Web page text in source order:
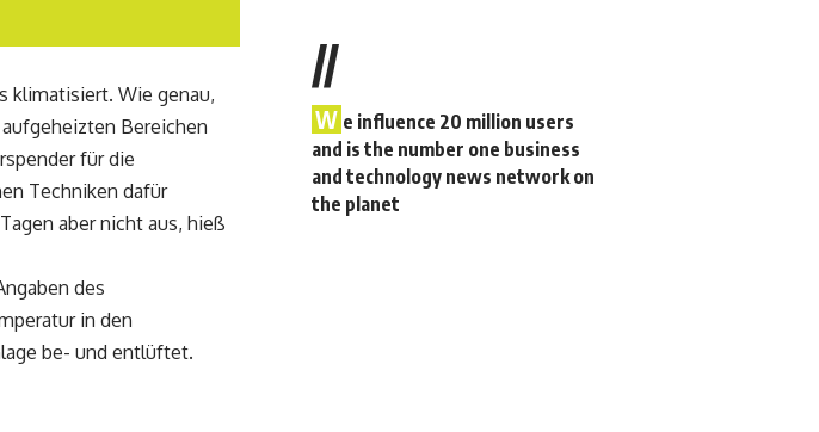
klimatisiert. Wie genau,
Bereichen
für die
Techniken dafür
aber nicht aus, hieß
des
in den
be- und entlüftet.
//
W e influence 20 million users
and is the number one business
and technology news network on
the planet